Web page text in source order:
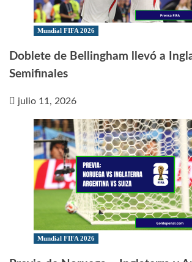
Mundial FIFA 2026
Doblete de Bellingham llevó a
Semifinales
julio 11, 2026
Mundial FIFA 2026